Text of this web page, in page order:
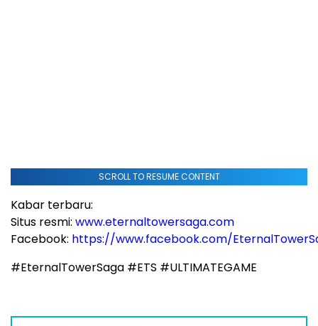
SCROLL TO RESUME CONTENT
Kabar terbaru:
Situs resmi: www.eternaltowersaga.com
Facebook: https://www.facebook.com/
#EternalTowerSaga #ETS #ULTIMATEGAME